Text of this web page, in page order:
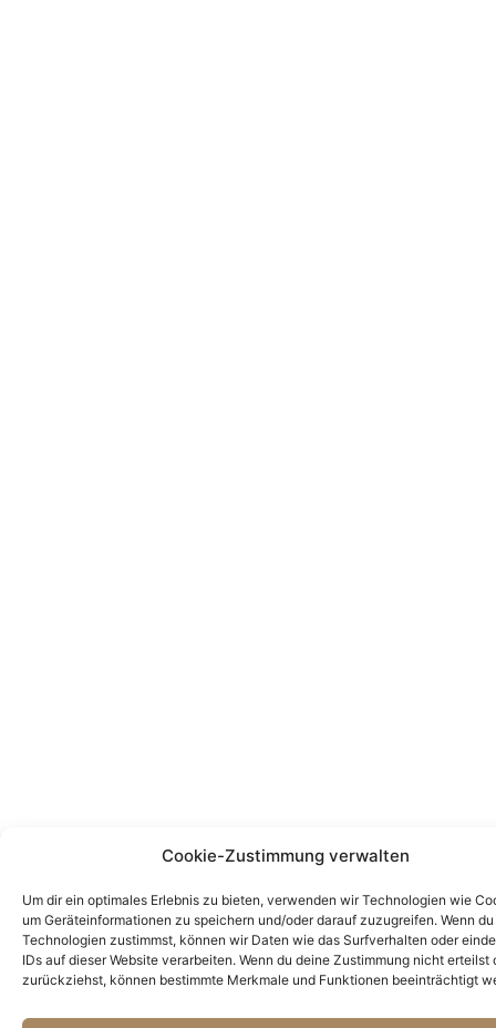
Cookie-Zustimmung verwalten
Um dir ein optimales Erlebnis zu bieten, verwenden wir Technologien wie
um Geräteinformationen zu speichern und/oder darauf zuzugreifen. Wenn
Technologien zustimmst, können wir Daten wie das Surfverhalten oder
IDs auf dieser Website verarbeiten. Wenn du deine Zustimmung nicht erteilst
zurückziehst, können bestimmte Merkmale und Funktionen beeinträchtigt